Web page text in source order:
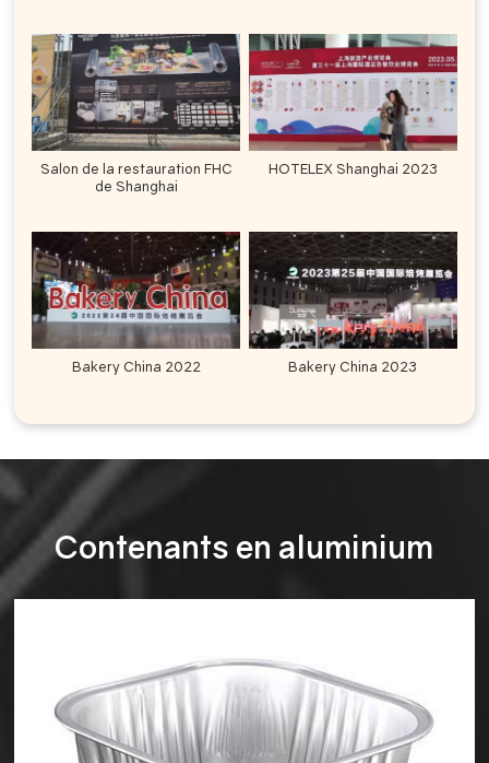
Salon de la restauration FHC
de Shanghai
HOTELEX Shanghai 2023
Bakery China 2022 Bakery China 2023
Contenants en aluminium